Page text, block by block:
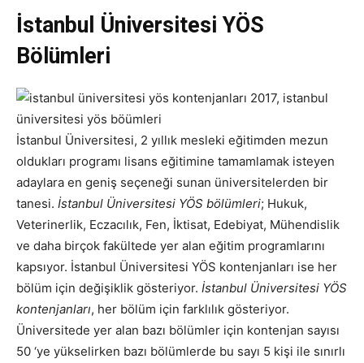
İstanbul Üniversitesi YÖS
Bölümleri
İstanbul Üniversitesi, 2 yıllık mesleki eğitimden mezun
oldukları programı lisans eğitimine tamamlamak isteyen
adaylara en geniş seçeneği sunan üniversitelerden bir
tanesi. İstanbul Üniversitesi YÖS bölümleri; Hukuk,
Veterinerlik, Eczacılık, Fen, İktisat, Edebiyat, Mühendislik
ve daha birçok fakültede yer alan eğitim programlarını
kapsıyor. İstanbul Üniversitesi YÖS kontenjanları ise her
bölüm için değişiklik gösteriyor. İstanbul Üniversitesi YÖS
kontenjanları, her bölüm için farklılık gösteriyor.
Üniversitede yer alan bazı bölümler için kontenjan sayısı
50 ‘ye yükselirken bazı bölümlerde bu sayı 5 kişi ile sınırlı